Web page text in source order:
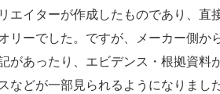
エイターが作成したものであり、
リーでした。ですが、メーカー側か
があったり、エビデンス・根拠資
などが一部見られるようになりま